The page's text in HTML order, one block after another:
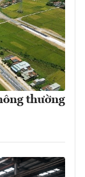
thường